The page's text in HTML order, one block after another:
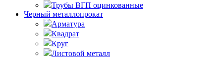
Трубы ВГП оцинкованные
Черный металлопрокат
Арматура
Квадрат
Круг
Листовой металл